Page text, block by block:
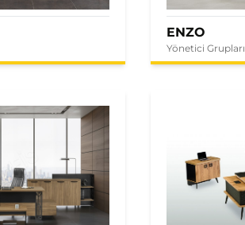
ENZO
Yönetici Grupları